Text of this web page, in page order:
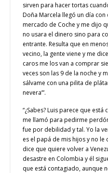
sirven para hacer tortas
Doña Marcela llegó un día
mercado de Coche y me dijo
no usara el dinero sino para
entrante. Resulta que en
vecino, la gente viene y me
caros me los van a comprar
veces son las 9 de la noche y
sálvame con una pilita de
nevera’”.
“¿Sabes? Luis parece que
me llamó para pedirme
fue por debilidad y tal. Yo la
es el papá de mis hijos y no le
dice que quiere volver a
desastre en Colombia y él
que está contagiado, aunque